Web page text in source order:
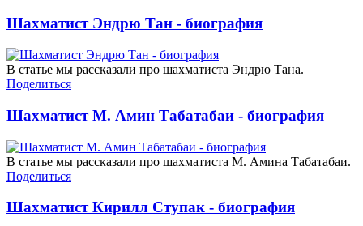
Шахматист Эндрю Тан - биография
В статье мы рассказали про шахматиста Эндрю Тана.
Поделиться
Шахматист М. Амин Табатабаи - биография
В статье мы рассказали про шахматиста М. Амина Табатабаи.
Поделиться
Шахматист Кирилл Ступак - биография